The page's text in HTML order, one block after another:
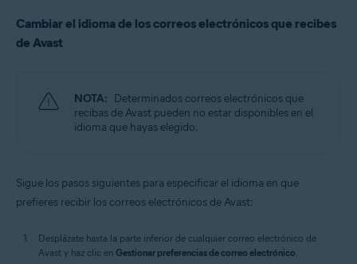
Cambiar el idioma de los correos electrónicos que recibes
de Avast
NOTA: Determinados correos electrónicos que
recibas de Avast pueden no estar disponibles en el
idioma que hayas elegido.
Sigue los pasos siguientes para especificar el idioma en que
prefieres recibir los correos electrónicos de Avast:
Desplázate hasta la parte inferior de cualquier correo electrónico de
Avast y haz clic en Gestionar preferencias de correo electrónico.